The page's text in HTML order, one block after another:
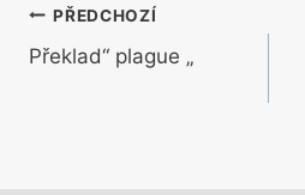
Navigace
pro
PŘEDCHOZÍ
Překlad“ plague „